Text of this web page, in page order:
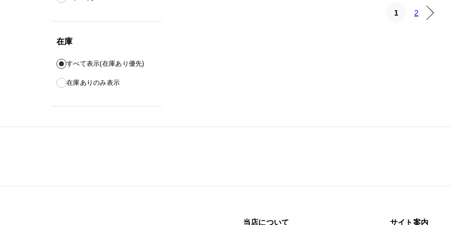
在庫
すべて表示(在庫あり優先)
在庫ありのみ表示
1 2
当店について サイト案内